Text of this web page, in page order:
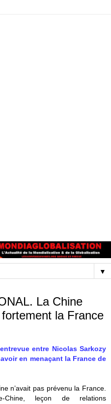
▼
La Chine
la France
entre Nicolas Sarkozy
en menaçant la France de
n’avait pas prévenu la France.
Chine, leçon de relations